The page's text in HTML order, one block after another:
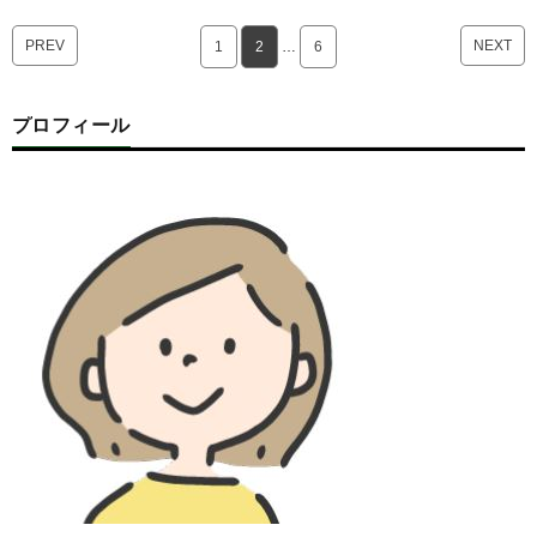
PREV 1 2 6 NEXT
プロフィール